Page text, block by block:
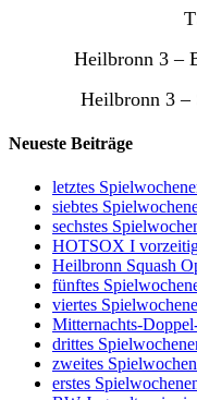
Heilbronn 3 –
Heilbronn 3 –
Neueste Beiträge
letztes
siebtes
sechstes
HOTSOX I
Heilbronn Squash
fünftes
viertes
Mitternachts-
drittes
zweites
erstes